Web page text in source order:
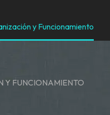
y Funcionamiento
Y FUNCIONAMIENTO